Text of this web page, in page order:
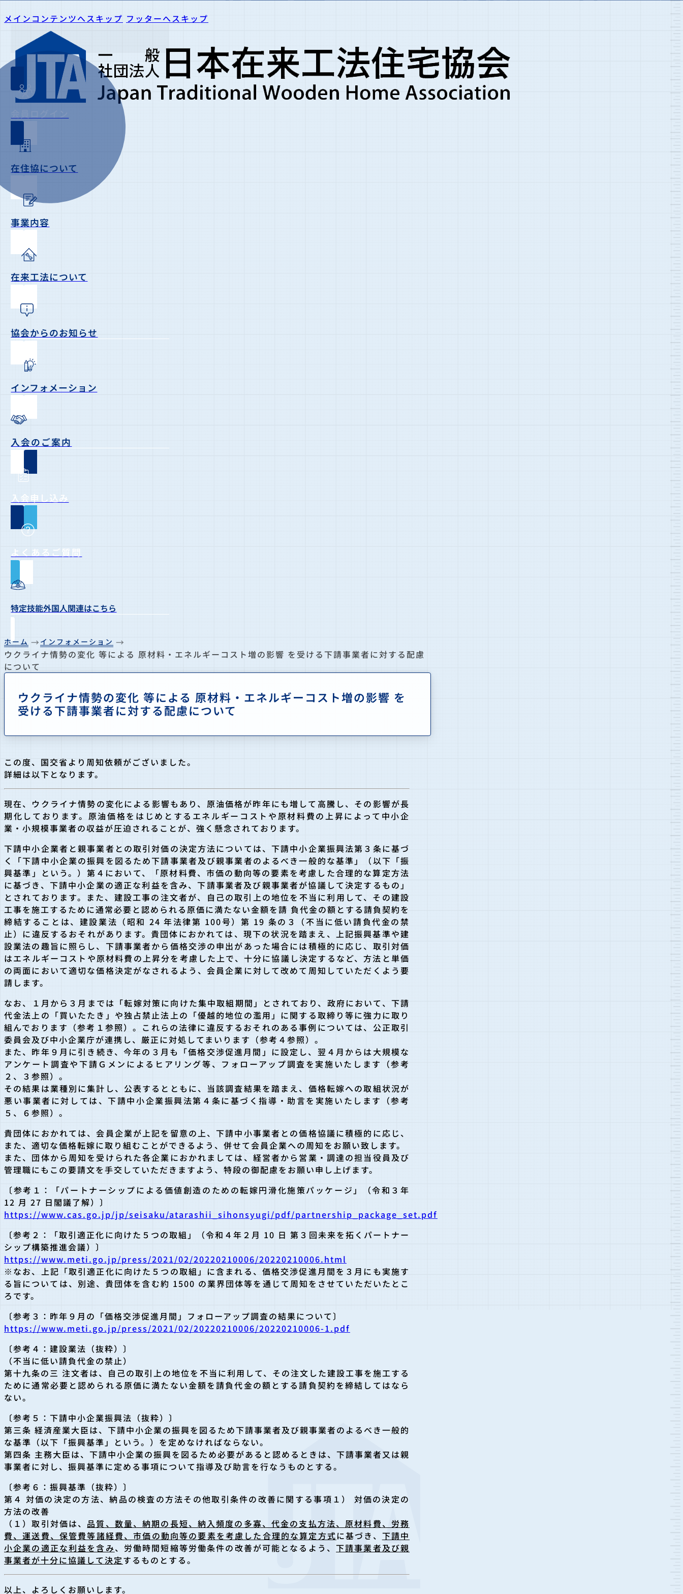
メインコンテンツへスキップ フッターへスキップ
在住協について
事業内容
在来工法について
協会からのお知らせ
インフォメーション
入会のご案内
入会申し込み
よくあるご質問
特定技能外国人関連はこちら
ホーム インフォメーション
ウクライナ情勢の変化 等による 原材料・エネルギーコスト増の影響 を受ける下請事業者に対する配慮
について
ウクライナ情勢の変化 等による 原材料・エネルギーコスト増の影響 を
受ける下請事業者に対する配慮について
この度、国交省より周知依頼がございました。
詳細は以下となります。
現在、ウクライナ情勢の変化による影響もあり、原油価格が昨年にも増して高騰し、その影響が長
期化しております。原油価格をはじめとするエネルギーコストや原材料費の上昇によって中小企
業・小規模事業者の収益が圧迫されることが、強く懸念されております。
下請中小企業者と親事業者との取引対価の決定方法については、下請中小企業振興法第３条に基づ
く「下請中小企業の振興を図るため下請事業者及び親事業者のよるべき一般的な基準」（以下「振
興基準」という。）第４において、「原材料費、市価の動向等の要素を考慮した合理的な算定方法
に基づき、下請中小企業の適正な利益を含み、下請事業者及び親事業者が協議して決定するもの」
とされております。また、建設工事の注文者が、自己の取引上の地位を不当に利用して、その建設
工事を施工するために通常必要と認められる原価に満たない金額を請 負代金の額とする請負契約を
締結することは、建設業法（昭和 24 年法律第 100号）第 19 条の３（不当に低い請負代金の禁
止）に違反するおそれがあります。貴団体におかれては、現下の状況を踏まえ、上記振興基準や建
設業法の趣旨に照らし、下請事業者から価格交渉の申出があった場合には積極的に応じ、取引対価
はエネルギーコストや原材料費の上昇分を考慮した上で、十分に協議し決定するなど、方法と単価
の両面において適切な価格決定がなされるよう、会員企業に対して改めて周知していただくよう要
請します。
なお、１月から３月までは「転嫁対策に向けた集中取組期間」とされており、政府において、下請
代金法上の「買いたたき」や独占禁止法上の「優越的地位の濫用」に関する取締り等に強力に取り
組んでおります（参考１参照）。これらの法律に違反するおそれのある事例については、公正取引
委員会及び中小企業庁が連携し、厳正に対処してまいります（参考４参照）。
また、昨年９月に引き続き、今年の３月も「価格交渉促進月間」に設定し、翌４月からは大規模な
アンケート調査や下請Ｇメンによるヒアリング等、フォローアップ調査を実施いたします（参考
２、３参照）。
その結果は業種別に集計し、公表するとともに、当該調査結果を踏まえ、価格転嫁への取組状況が
悪い事業者に対しては、下請中小企業振興法第４条に基づく指導・助言を実施いたします（参考
５、６参照）。
貴団体におかれては、会員企業が上記を留意の上、下請中小事業者との価格協議に積極的に応じ、
また、適切な価格転嫁に取り組むことができるよう、併せて会員企業への周知をお願い致します。
また、団体から周知を受けられた各企業におかれましては、経営者から営業・調達の担当役員及び
管理職にもこの要請文を手交していただきますよう、特段の御配慮をお願い申し上げます。
〔参考１：「パートナーシップによる価値創造のための転嫁円滑化施策パッケージ」（令和３年
12 月 27 日閣議了解）〕
https://www.cas.go.jp/jp/seisaku/atarashii_sihonsyugi/pdf/partnership_package_set.pdf
〔参考２：「取引適正化に向けた５つの取組」（令和４年２月 10 日 第３回未来を拓くパートナー
シップ構築推進会議）〕
https://www.meti.go.jp/press/2021/02/20220210006/20220210006.html
※なお、上記「取引適正化に向けた５つの取組」に含まれる、価格交渉促進月間を３月にも実施す
る旨については、別途、貴団体を含む約 1500 の業界団体等を通じて周知をさせていただいたとこ
ろです。
〔参考３：昨年９月の「価格交渉促進月間」フォローアップ調査の結果について〕
https://www.meti.go.jp/press/2021/02/20220210006/20220210006-1.pdf
〔参考４：建設業法（抜粋）〕
（不当に低い請負代金の禁止）
第十九条の三 注文者は、自己の取引上の地位を不当に利用して、その注文した建設工事を施工する
ために通常必要と認められる原価に満たない金額を請負代金の額とする請負契約を締結してはなら
ない。
〔参考５：下請中小企業振興法（抜粋）〕
第三条 経済産業大臣は、下請中小企業の振興を図るため下請事業者及び親事業者のよるべき一般的
な基準（以下「振興基準」という。）を定めなければならない。
第四条 主務大臣は、下請中小企業の振興を図るため必要があると認めるときは、下請事業者又は親
事業者に対し、振興基準に定める事項について指導及び助言を行なうものとする。
〔参考６：振興基準（抜粋）〕
第４ 対価の決定の方法、納品の検査の方法その他取引条件の改善に関する事項１） 対価の決定の
方法の改善
（１）取引対価は、 品質、数量、納期の長短、納入頻度の多寡、代金の支払方法、原材料費、労務
費、運送費、保管費等諸経費、市価の動向等の要素を考慮した合理的な算定方式に基づき、 下請中
小企業の適正な利益を含み、労働時間短縮等労働条件の改善が可能となるよう、下請事業者及び親
事業者が十分に協議して決定するものとする。
以上、よろしくお願いします。